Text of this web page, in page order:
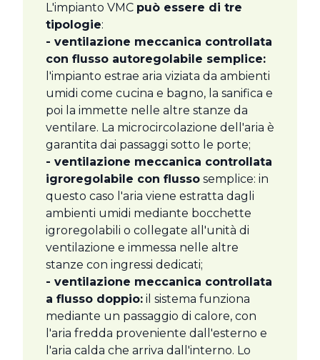
L'impianto VMC può essere di tre
tipologie:
- ventilazione meccanica controllata
con flusso autoregolabile semplice:
l'impianto estrae aria viziata da ambienti
umidi come cucina e bagno, la sanifica e
poi la immette nelle altre stanze da
ventilare. La microcircolazione dell'aria è
garantita dai passaggi sotto le porte;
- ventilazione meccanica controllata
igroregolabile con flusso semplice: in
questo caso l'aria viene estratta dagli
ambienti umidi mediante bocchette
igroregolabili o collegate all'unità di
ventilazione e immessa nelle altre
stanze con ingressi dedicati;
- ventilazione meccanica controllata
a flusso doppio: il sistema funziona
mediante un passaggio di calore, con
l'aria fredda proveniente dall'esterno e
l'aria calda che arriva dall'interno. Lo